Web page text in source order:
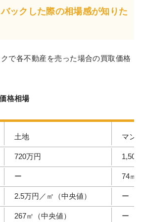
ックした際の相場感が知りた
で各不動産を売った場合の買取価格
格相場
土地 マン
720万円 1,500
ー 74㎡
2.5万円／㎡（中央値） ー
267㎡（中央値） ー